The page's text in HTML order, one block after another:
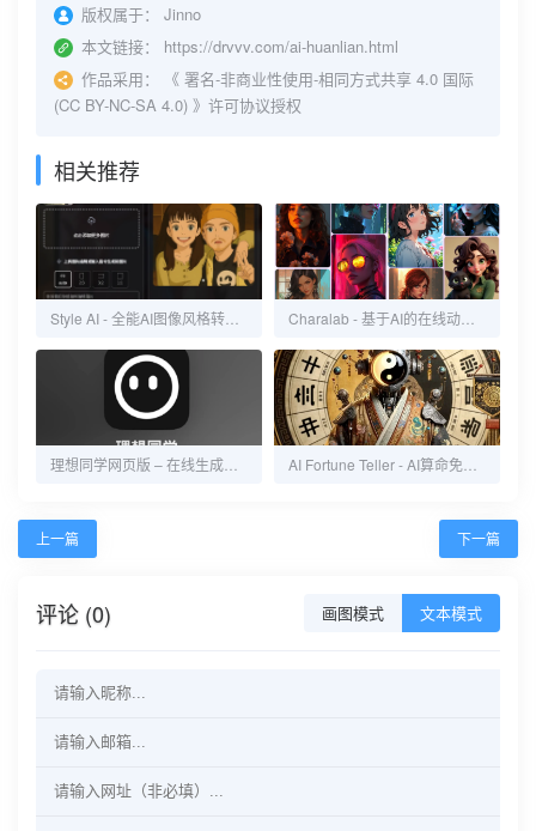
版权属于：
Jinno
本文链接：
https://drvvv.com/ai-huanlian.html
作品采用：
《 署名-非商业性使用-相同方式共享 4.0 国际
(CC BY-NC-SA 4.0) 》许可协议授权
相关推荐
上一篇 下一篇
评论 (0) 画图模式 文本模式